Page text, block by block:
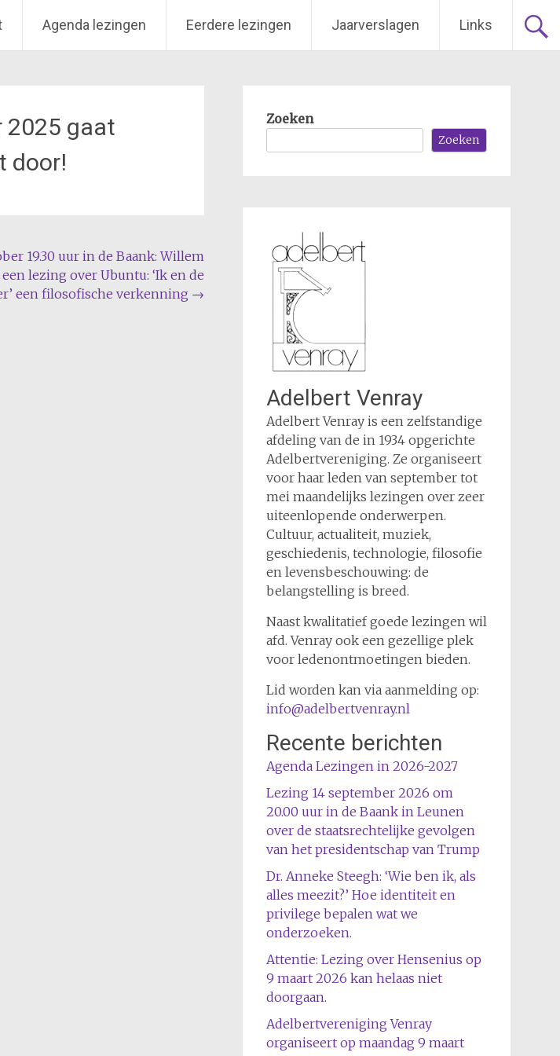
Agenda lezingen Eerdere lezingen Jaarverslagen Links
2025 gaat
door!
19.30 uur in de Baank: Willem
lezing over Ubuntu: ‘Ik en de
een filosofische verkenning →
Zoeken
Zoeken
Adelbert Venray
Adelbert Venray is een zelfstandige
afdeling van de in 1934 opgerichte
Adelbertvereniging. Ze organiseert
voor haar leden van september tot
mei maandelijks lezingen over zeer
uiteenlopende onderwerpen.
Cultuur, actualiteit, muziek,
geschiedenis, technologie, filosofie
en levensbeschouwing: de
belangstelling is breed.
Naast kwalitatief goede lezingen wil
afd. Venray ook een gezellige plek
voor ledenontmoetingen bieden.
Lid worden kan via aanmelding op:
info@adelbertvenray.nl
Recente berichten
Agenda Lezingen in 2026-2027
Lezing 14 september 2026 om
20.00 uur in de Baank in Leunen
over de staatsrechtelijke gevolgen
van het presidentschap van Trump
Dr. Anneke Steegh: ‘Wie ben ik, als
alles meezit?’ Hoe identiteit en
privilege bepalen wat we
onderzoeken.
Attentie: Lezing over Hensenius op
9 maart 2026 kan helaas niet
doorgaan.
Adelbertvereniging Venray
organiseert op maandag 9 maart